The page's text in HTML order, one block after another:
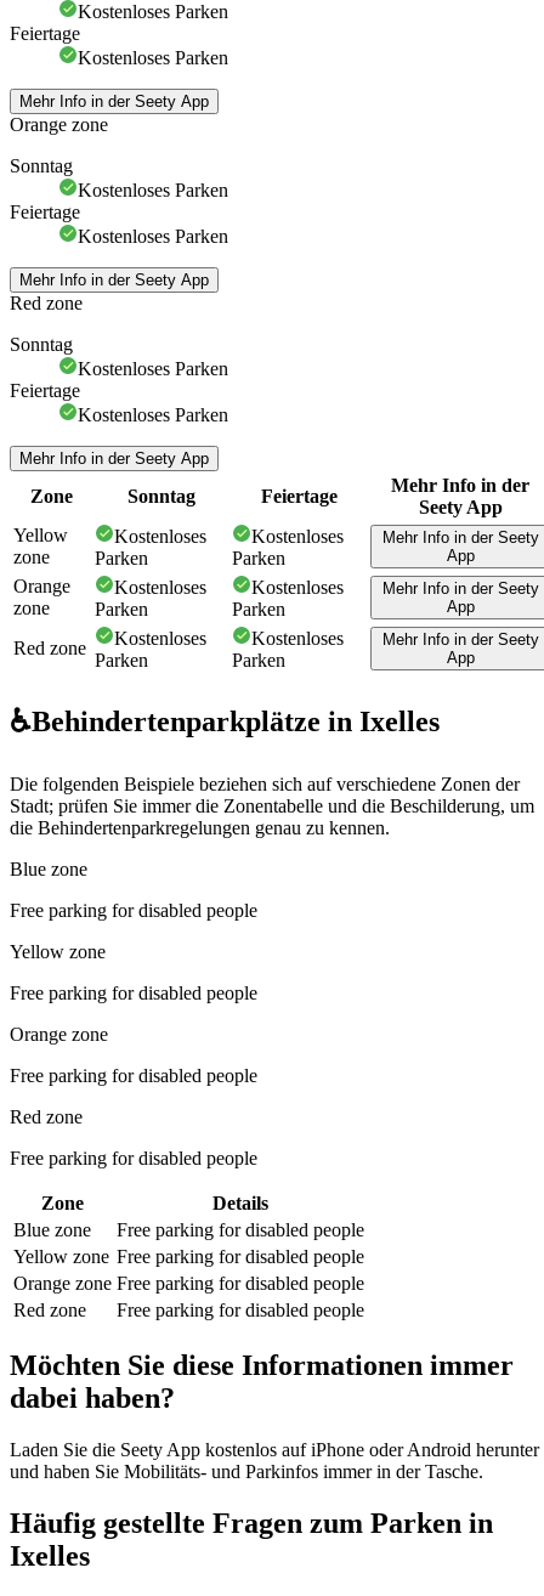
Kostenloses Parken
Feiertage
Kostenloses Parken
Mehr Info in der Seety App
Orange zone
Sonntag
Kostenloses Parken
Feiertage
Kostenloses Parken
Mehr Info in der Seety App
Red zone
Sonntag
Kostenloses Parken
Feiertage
Kostenloses Parken
Mehr Info in der Seety App
Zone Sonntag Feiertage
Mehr Info in der
Seety App
Yellow
zone
Kostenloses
Parken
Kostenloses
Parken
Mehr Info in der Seety
App
Orange
zone
Kostenloses
Parken
Kostenloses
Parken
Mehr Info in der Seety
App
Red zone
Kostenloses
Parken
Kostenloses
Parken
Mehr Info in der Seety
App
♿Behindertenparkplätze in Ixelles
Die folgenden Beispiele beziehen sich auf verschiedene Zonen der
Stadt; prüfen Sie immer die Zonentabelle und die Beschilderung, um
die Behindertenparkregelungen genau zu kennen.
Blue zone
Free parking for disabled people
Yellow zone
Free parking for disabled people
Orange zone
Free parking for disabled people
Red zone
Free parking for disabled people
Zone
Details
Blue zone
Free parking for disabled people
Yellow zone Free parking for disabled people
Orange zone Free parking for disabled people
Red zone
Free parking for disabled people
Möchten Sie diese Informationen immer
dabei haben?
Laden Sie die Seety App kostenlos auf iPhone oder Android herunter
und haben Sie Mobilitäts- und Parkinfos immer in der Tasche.
Häufig gestellte Fragen zum Parken in
Ixelles